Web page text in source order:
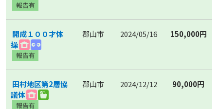
開成１００才体
操
郡山市 2024/05/16 150,000円
田村地区第2層協
議体
郡山市 2024/12/12 90,000円